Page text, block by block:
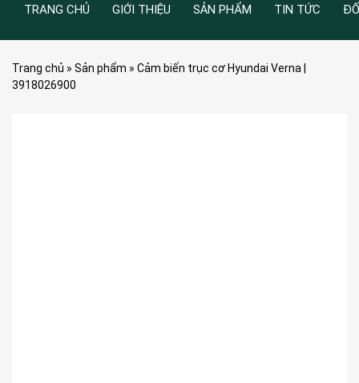
TRANG CHỦ GIỚI THIỆU SẢN PHẨM TIN TỨC
Trang chủ » Sản phẩm » Cảm biến trục cơ Hyundai Verna |
3918026900